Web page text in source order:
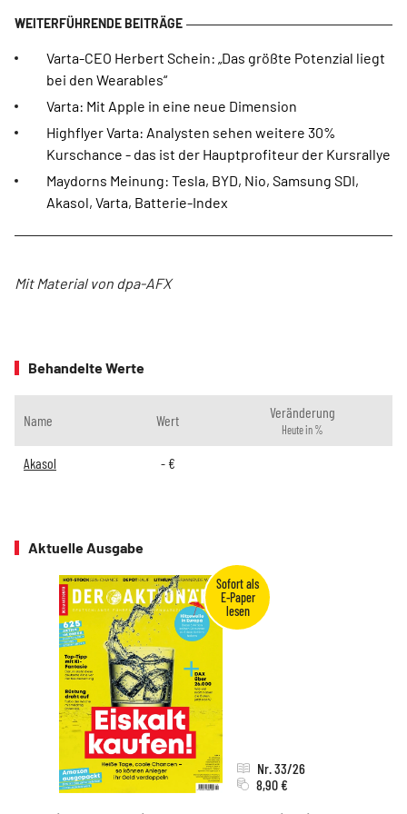
Varta-CEO Herbert Schein: „Das größte Potenzial liegt
bei den Wearables“
Varta: Mit Apple in eine neue Dimension
Highflyer Varta: Analysten sehen weitere 30%
Kurschance - das ist der Hauptprofiteur der Kursrallye
Maydorns Meinung: Tesla, BYD, Nio, Samsung SDI,
Akasol, Varta, Batterie-Index
Mit Material von dpa-AFX
Behandelte Werte
Name Wert Veränderung
Heute in %
Akasol -€
Aktuelle Ausgabe
Nr. 33/26
8,90 €